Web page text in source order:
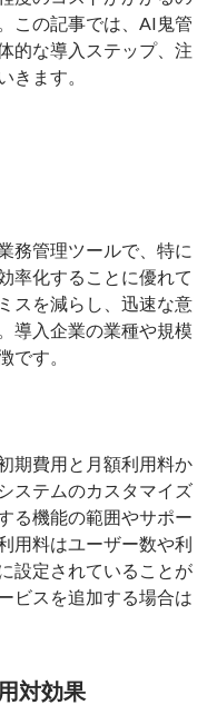
この記事では、AI鬼管
的な導入ステップ、注
きます。
務管理ツールで、特に
率化することに優れて
スを減らし、迅速な意
導入企業の業種や規模
です。
期費用と月額利用料か
ステムのカスタマイズ
る機能の範囲やサポー
用料はユーザー数や利
設定されていることが
ビスを追加する場合は
対効果